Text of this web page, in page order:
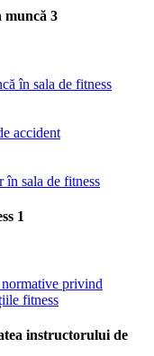
muncă 3
în sala de fitness
accident
sala de fitness
1
privind
fitness
instructorului de